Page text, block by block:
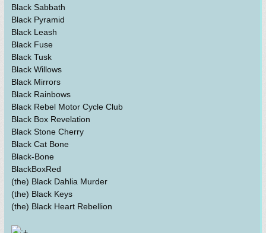
Black Sabbath
Black Pyramid
Black Leash
Black Fuse
Black Tusk
Black Willows
Black Mirrors
Black Rainbows
Black Rebel Motor Cycle Club
Black Box Revelation
Black Stone Cherry
Black Cat Bone
Black-Bone
BlackBoxRed
(the) Black Dahlia Murder
(the) Black Keys
(the) Black Heart Rebellion